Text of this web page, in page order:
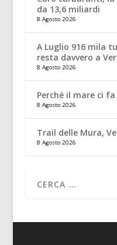
da 13,6 miliardi
8 Agosto 2026
A Luglio 916 mila
resta davvero a
8 Agosto 2026
Perché il mare ci
8 Agosto 2026
Trail delle Mura,
8 Agosto 2026